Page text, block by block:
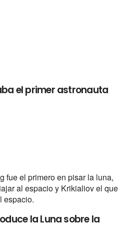
el primer astronauta
fue el primero en pisar la luna,
al espacio y Krikialiov el que
espacio.
la Luna sobre la